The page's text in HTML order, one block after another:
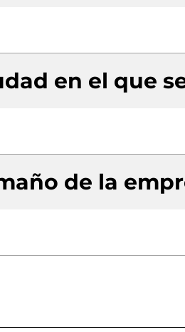
en el que
de la